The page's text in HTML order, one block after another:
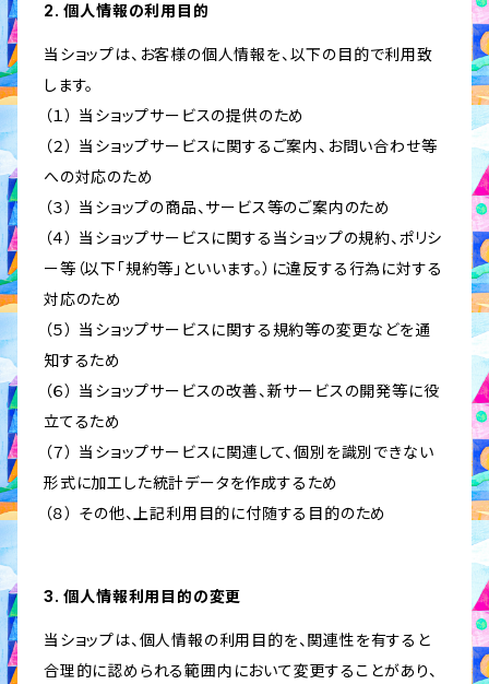
2. 個人情報の利用目的
当ショップは、お客様の個人情報を、以下の目的で利用致
します。
（１） 当ショップサービスの提供のため
（２） 当ショップサービスに関するご案内、お問い合わせ等
への対応のため
（３） 当ショップの商品、サービス等のご案内のため
（４） 当ショップサービスに関する当ショップの規約、ポリシ
ー等（以下「規約等」といいます。）に違反する行為に対する
対応のため
（５） 当ショップサービスに関する規約等の変更などを通
知するため
（６） 当ショップサービスの改善、新サービスの開発等に役
立てるため
（７） 当ショップサービスに関連して、個別を識別できない
形式に加工した統計データを作成するため
（８） その他、上記利用目的に付随する目的のため
3. 個人情報利用目的の変更
当ショップは、個人情報の利用目的を、関連性を有すると
合理的に認められる範囲内において変更することがあり、